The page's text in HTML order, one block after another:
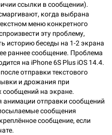
ссылки в сообщении).
когда выбрана
меню конкретного
эту проблему,
историю беседы на 1-2 экрана
раннее сообщение. Проблема
на iPhone 6S Plus iOS 14.4.
отправки текстового
и дрожания при
на экране.
анимации отправки сообщений
сообщения
сообщение, если